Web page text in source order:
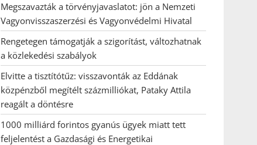
Megszavazták a törvényjavaslatot: jön a Nemzeti
Vagyonvisszaszerzési és Vagyonvédelmi Hivatal
Rengetegen támogatják a szigorítást, változhatnak
a közlekedési szabályok
Elvitte a tisztítótűz: visszavonták az Eddának
közpénzből megítélt százmilliókat, Pataky Attila
reagált a döntésre
1000 milliárd forintos gyanús ügyek miatt tett
feljelentést a Gazdasági és Energetikai